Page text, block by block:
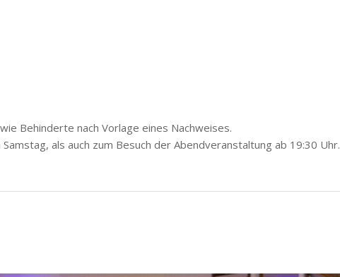
Behinderte nach Vorlage eines Nachweises.
als auch zum Besuch der Abendveranstaltung ab 19:30 Uhr.